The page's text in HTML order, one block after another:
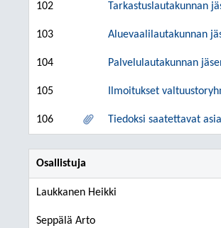
102 Tarkastuslautakunnan
103 Aluevaalilautakunnan
104 Palvelulautakunnan
105 Ilmoitukset
106 Tiedoksi saatettavat
Osallistuja
Laukkanen Heikki
Seppälä Arto